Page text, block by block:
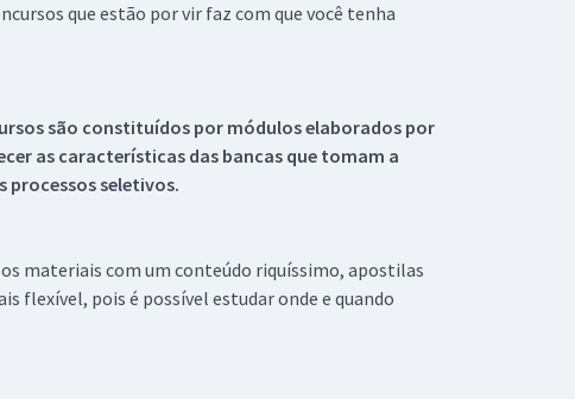
que estão por vir faz com que você tenha
são constituídos por módulos elaborados por
as características das bancas que tomam a
seletivos.
materiais com um conteúdo riquíssimo, apostilas
flexível, pois é possível estudar onde e quando